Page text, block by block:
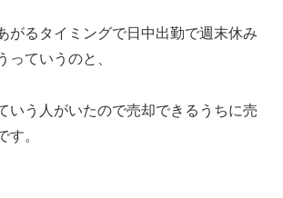
がるタイミングで日中出勤で週末休み
ていうのと、
いう人がいたので売却できるうちに売
。